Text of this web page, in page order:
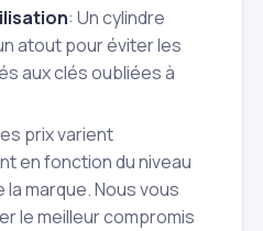
: Un cylindre
atout pour éviter les
aux clés oubliées à
prix varient
en fonction du niveau
marque. Nous vous
le meilleur compromis